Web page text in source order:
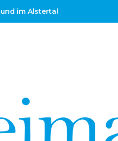
im Alstertal